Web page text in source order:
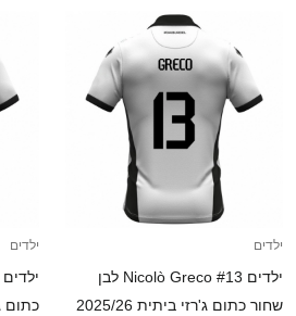
ילדים
ילדים Nicolò Greco #13 לבן
שחור כתום ג'רזי ביתית 2025/26
ילדים